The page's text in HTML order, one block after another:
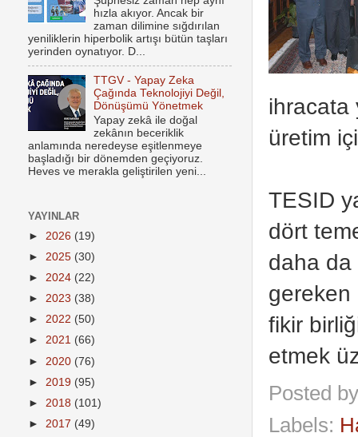
ihracata
üretim
TESID
dört
daha da
gereken
fikir
etmek
Posted
Labels:
hızla akıyor. Ancak bir
zaman dilimine sığdırılan
yeniliklerin hiperbolik artışı bütün taşları
yerinden oynatıyor. D...
TTGV - Yapay Zeka
Çağında Teknolojiyi Değil,
Dönüşümü Yönetmek
Yapay zekâ ile doğal
zekânın beceriklik
anlamında neredeyse eşitlenmeye
başladığı bir dönemden geçiyoruz.
Heves ve merakla geliştirilen yeni...
YAYINLAR
► 2026 (19)
► 2025 (30)
► 2024 (22)
► 2023 (38)
► 2022 (50)
► 2021 (66)
► 2020 (76)
► 2019 (95)
► 2018 (101)
► 2017 (49)